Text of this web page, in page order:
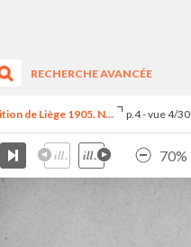
RECHERCHE AVANCÉE
de Liège 1905. N... p.4 - vue 4/30
70%